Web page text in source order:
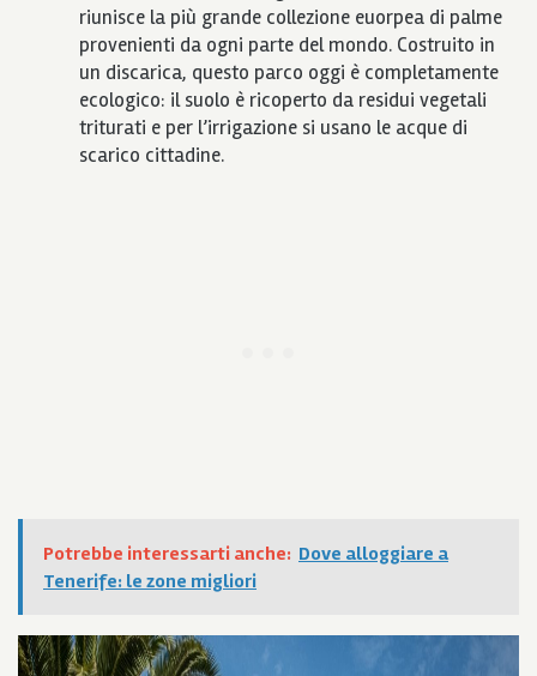
riunisce la più grande collezione euorpea di palme
provenienti da ogni parte del mondo. Costruito in
un discarica, questo parco oggi è completamente
ecologico: il suolo è ricoperto da residui vegetali
triturati e per l’irrigazione si usano le acque di
scarico cittadine.
Potrebbe interessarti anche: Dove alloggiare a
Tenerife: le zone migliori